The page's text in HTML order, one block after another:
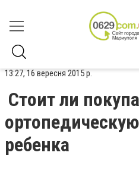
13:27, 16 вересня 2015 р.
Стоит ли
ребенка